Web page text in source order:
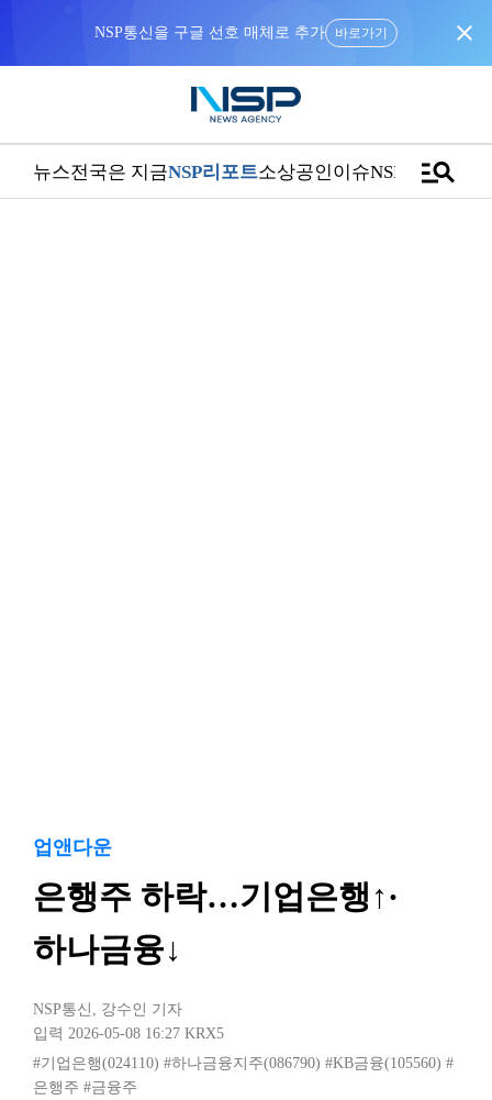
NSP통신을 구글 선호 매체로 추가 바로가기 close
뉴스전국은 지금NSP리포트소상공인이슈NSPTVmanage_search
업앤다운
은행주 하락…기업은행↑·
하나금융↓
NSP통신 , 강수인 기자
입력 2026-05-08 16:27 KRX5
#기업은행(024110) #하나금융지주(086790) #KB금융(105560) #
은행주 #금융주